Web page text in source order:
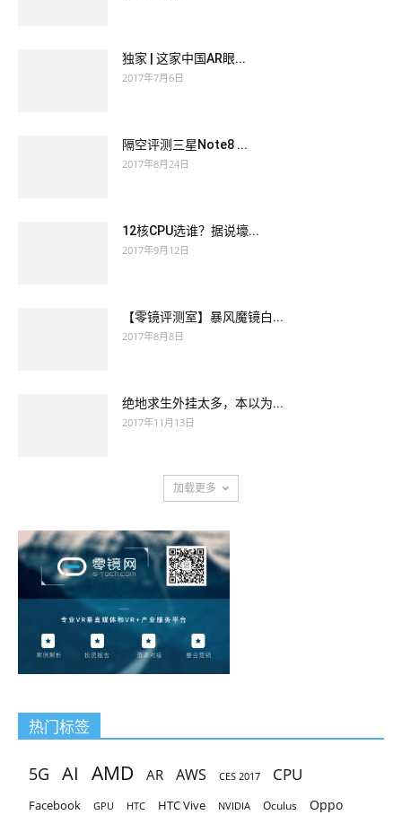
独家 | 这家中国AR眼...
2017年7月6日
隔空评测三星Note8 ...
2017年8月24日
12核CPU选谁？据说壕...
2017年9月12日
【零镜评测室】暴风魔镜白...
2017年8月8日
绝地求生外挂太多，本以为...
2017年11月13日
加载更多
热门标签
5G AI AMD AR AWS CES 2017 CPU
Facebook GPU HTC HTC Vive NVIDIA Oculus Oppo